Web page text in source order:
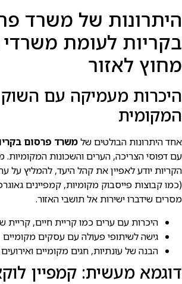
היתרונות של משרד
בקריות לעומת
מחוץ לאזור
היכרות מעמיקה עם
המקומית
אחד היתרונות הבולטים שלמשרד פרסום
עם דפוסי הצריכה, הערים והשכונות
הקריות יודע לאפיין את קהל היעד, להמליץ על
(כמו קבוצות פייסבוק מקומיות, קמפיינים
מסרים שידברו ישירות אל תושבי האזור.
היכרות עם ערים כמו קריית חיים, קריית
גישה לשיתופי פעולה עם עסקים מקומיים
הבנה של עונתיות, חגים מקומיים ואירועים
דוגמא מעשית: קמפיין